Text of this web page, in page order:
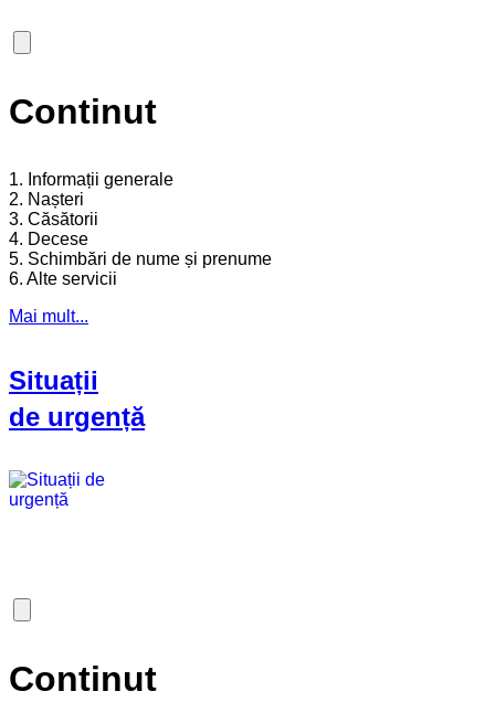
Continut
1. Informații generale
2. Nașteri
3. Căsătorii
4. Decese
5. Schimbări de nume și prenume
6. Alte servicii
Mai mult...
Situații
de urgență
Continut